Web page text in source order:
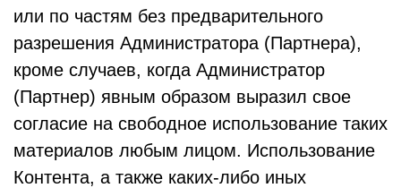
или по частям без предварительного
разрешения Администратора (Партнера),
кроме случаев, когда Администратор
(Партнер) явным образом выразил свое
согласие на свободное использование таких
материалов любым лицом. Использование
Контента, а также каких-либо иных